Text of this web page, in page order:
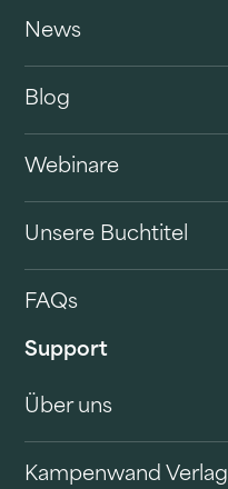
News
Blog
Webinare
Unsere Buchtitel
FAQs
Support
Über uns
Kampenwand Verlag